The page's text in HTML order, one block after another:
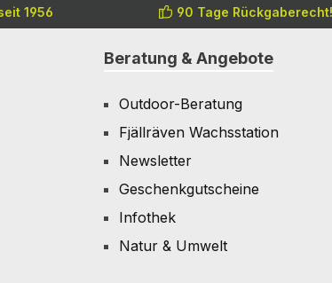
1956 90 Tage Rückgaberecht!
Beratung & Angebote
Outdoor-Beratung
Fjällräven Wachsstation
Newsletter
Geschenkgutscheine
Infothek
Natur & Umwelt